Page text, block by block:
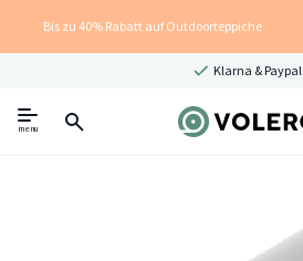
Bis zu 40% Rabatt auf Outdoorteppiche
Klarna & Paypal
menu